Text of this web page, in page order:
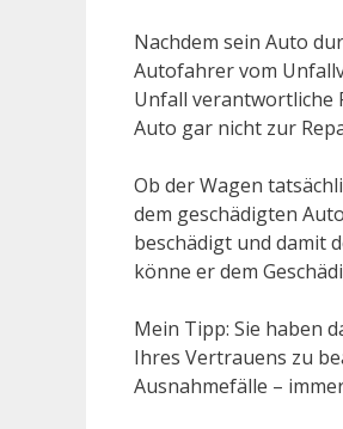
Nachdem sein Auto
Autofahrer vom
Unfall verantwortliche
Auto gar nicht zur
Ob der Wagen
dem geschädigten
beschädigt und damit
könne er dem
Mein Tipp: Sie haben
Ihres Vertrauens zu
Ausnahmefälle –